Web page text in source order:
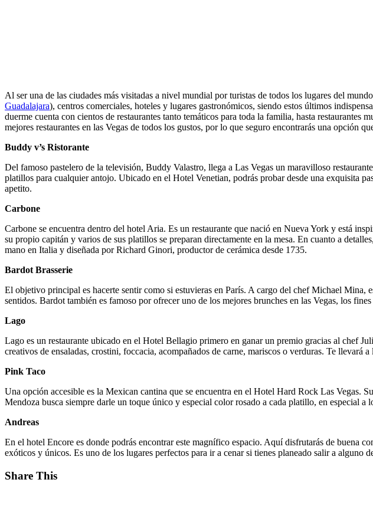
Al ser una de las ciudades más visitadas a nivel mundial por turistas de todos los lugares del
Guadalajara), centros comerciales, hoteles y lugares gastronómicos, siendo estos últimos
duerme cuenta con cientos de restaurantes tanto temáticos para toda la familia, hasta
mejores restaurantes en las Vegas de todos los gustos, por lo que seguro encontrarás una opción
Buddy v’s Ristorante
Del famoso pastelero de la televisión, Buddy Valastro, llega a Las Vegas un maravilloso
platillos para cualquier antojo. Ubicado en el Hotel Venetian, podrás probar desde una exquisita
apetito.
Carbone
Carbone se encuentra dentro del hotel Aria. Es un restaurante que nació en Nueva York y está
su propio capitán y varios de sus platillos se preparan directamente en la mesa. En cuanto a
mano en Italia y diseñada por Richard Ginori, productor de cerámica desde 1735.
Bardot Brasserie
El objetivo principal es hacerte sentir como si estuvieras en París. A cargo del chef Michael
sentidos. Bardot también es famoso por ofrecer uno de los mejores brunches en las Vegas, los fines
Lago
Lago es un restaurante ubicado en el Hotel Bellagio primero en ganar un premio gracias al chef
creativos de ensaladas, crostini, foccacia, acompañados de carne, mariscos o verduras. Te
Pink Taco
Una opción accesible es la Mexican cantina que se encuentra en el Hotel Hard Rock Las Vegas.
Mendoza busca siempre darle un toque único y especial color rosado a cada platillo, en especial
Andreas
En el hotel Encore es donde podrás encontrar este magnífico espacio. Aquí disfrutarás de buena
exóticos y únicos. Es uno de los lugares perfectos para ir a cenar si tienes planeado salir a alguno
Share This